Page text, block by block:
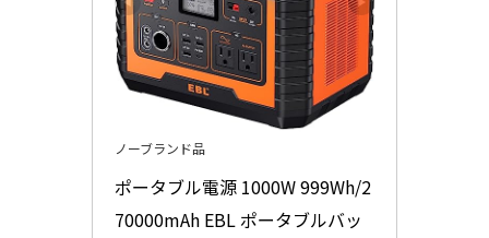
ノーブランド品
ポータブル電源 1000W 999Wh/2
70000mAh EBL ポータブルバッ